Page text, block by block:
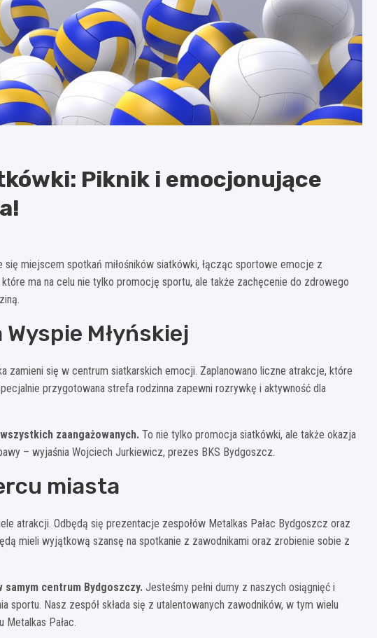
Piknik i emocjonujące
się miejscem spotkań miłośników siatkówki, łącząc sportowe emocje z
ma na celu nie tylko promocję sportu, ale także zachęcenie do zdrowego
Młyńskiej
zamieni się w centrum siatkarskich emocji. Zaplanowano liczne atrakcje, które
przygotowana strefa rodzinna zapewni rozrywkę i aktywność dla
zaangażowanych. To nie tylko promocja siatkówki, ale także okazja
– wyjaśnia Wojciech Jurkiewicz, prezes BKS Bydgoszcz.
miasta
atrakcji. Odbędą się prezentacje zespołów Metalkas Pałac Bydgoszcz oraz
mieli wyjątkową szansę na spotkanie z zawodnikami oraz zrobienie sobie z
samym centrum Bydgoszczy. Jesteśmy pełni dumy z naszych osiągnięć i
sportu. Nasz zespół składa się z utalentowanych zawodników, w tym wielu
Pałac.